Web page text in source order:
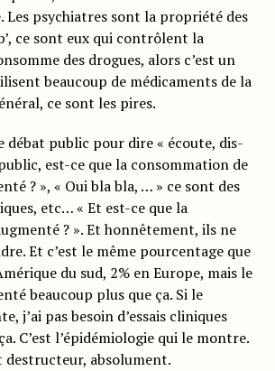
psychiatres sont la propriété des
ce sont eux qui contrôlent la
des drogues, alors c’est un
beaucoup de médicaments de la
ce sont les pires.
débat public pour dire « écoute, dis-
est-ce que la consommation de
? », « Oui bla bla, … » ce sont des
etc… « Et est-ce que la
? ». Et honnêtement, ils ne
Et c’est le même pourcentage que
du sud, 2% en Europe, mais le
beaucoup plus que ça. Si le
j’ai pas besoin d’essais cliniques
C’est l’épidémiologie qui le montre.
destructeur, absolument.